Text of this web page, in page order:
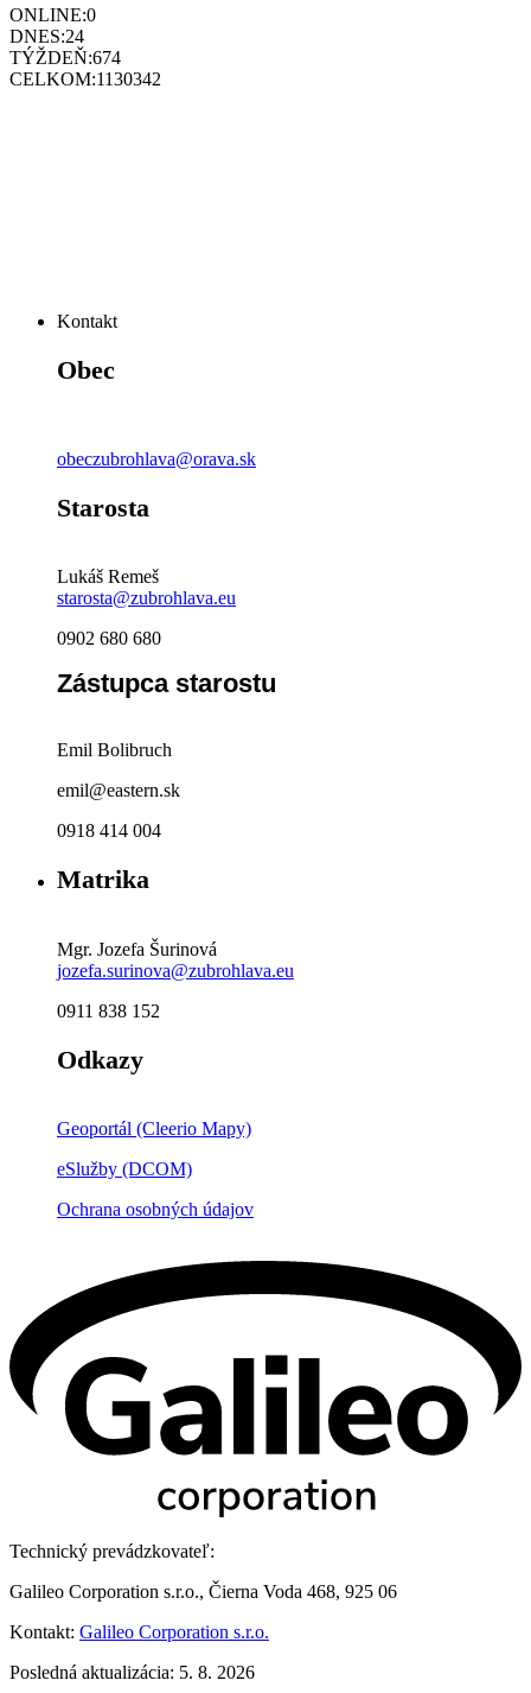
ONLINE:0
DNES:24
TÝŽDEŇ:674
CELKOM:1130342
Kontakt
Obec
obeczubrohlava@orava.sk
Starosta
Lukáš Remeš
starosta@zubrohlava.eu
0902 680 680
Zástupca starostu
Emil Bolibruch
emil@eastern.sk
0918 414 004
Matrika
Mgr. Jozefa Šurinová
jozefa.surinova@zubrohlava.eu
0911 838 152
Odkazy
Geoportál (Cleerio Mapy)
eSlužby (DCOM)
Ochrana osobných údajov
Technický prevádzkovateľ:
Galileo Corporation s.r.o., Čierna Voda 468, 925 06
Kontakt: Galileo Corporation s.r.o.
Posledná aktualizácia: 5. 8. 2026